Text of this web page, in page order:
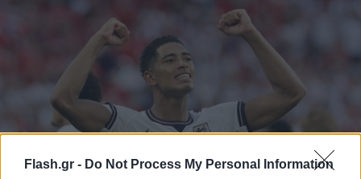
Flash.gr - Do Not Process My Personal Information